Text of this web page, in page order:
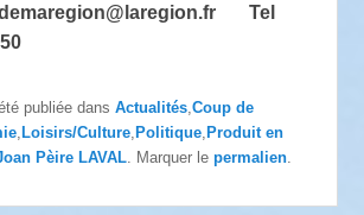
Tel
publiée dansActualités ,Coup de
Loisirs/Culture Politique Produit en
Pèire LAVAL . Marquer lepermalien